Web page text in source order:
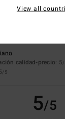
calidad-precio: 5
/5
5/5
View all